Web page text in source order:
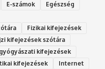
E-számok
Egészség
Fizikai kifejezések
kifejezések szótára
gyógyászati kifejezések
kifejezések
Internet